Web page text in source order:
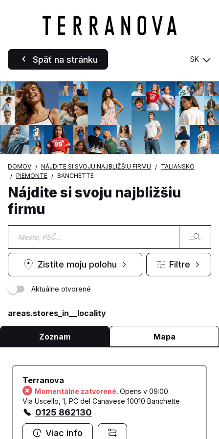
Späť na stránku SK
DOMOV NÁJDITE SI SVOJU NAJBLIŽŠIU FIRMU
TALIANSKO
PIEMONTE
BANCHETTE
Nájdite si svoju najbližšiu
firmu
Zistite moju polohu Filtre
Aktuálne otvorené
areas.stores_in__locality
Zoznam Mapa
Terranova
Momentálne zatvorené. Opens v 09:00
Via Uscello, 1, PC del Canavese 10010 Banchette
0125 862130
Viac info